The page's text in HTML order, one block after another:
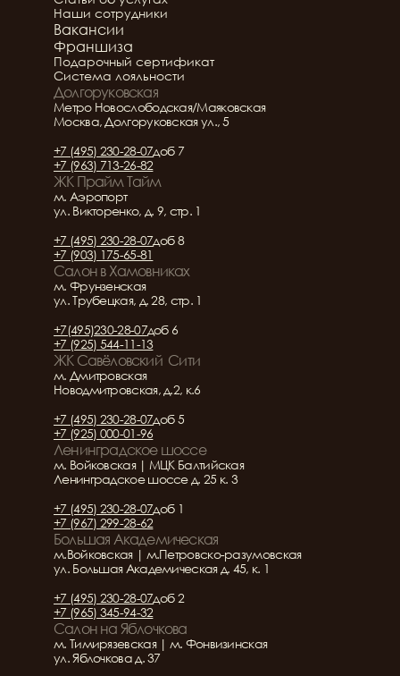
Наши сотрудники
Вакансии
Франшиза
Подарочный сертификат
Система лояльности
Долгоруковская
Метро Новослободская/Маяковская
Москва, Долгоруковская ул., 5
+7 (495) 230-28-07доб 7
+7 (963) 713-26-82
ЖК Прайм Тайм
м. Аэропорт
ул. Викторенко, д. 9, стр. 1
+7 (495) 230-28-07доб 8
+7 (903) 175-65-81
Салон в Хамовниках
м. Фрунзенская
ул. Трубецкая, д. 28, стр. 1
+7(495)230-28-07доб 6
+7 (925) 544-11-13
ЖК Савёловский  Сити
м. Дмитровская
Новодмитровская, д.2, к.6
+7 (495) 230-28-07доб 5
+7 (925) 000-01-96
Ленинградское шоссе
м. Войковская | МЦК Балтийская
Ленинградское шоссе д. 25 к. 3
+7 (495) 230-28-07доб 1
+7 (967) 299-28-62
Большая Академическая
м.Войковская | м.Петровско-разумовская
ул. Большая Академическая д. 45, к. 1
+7 (495) 230-28-07доб 2
+7 (965) 345-94-32
Салон на Яблочкова
м. Тимирязевская | м. Фонвизинская
ул. Яблочкова д. 37